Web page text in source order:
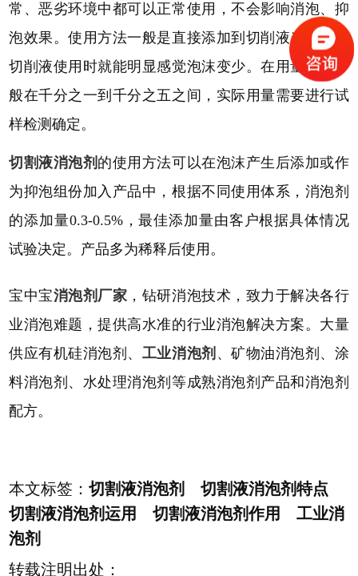
常、恶劣环境中都可以正常使用，不会影响消泡、抑
泡效果。使用方法一般是直接添加到切削液当中，在
切削液使用时就能明显感觉泡沫变少。在用量方面一
般在千分之一到千分之五之间，实际用量需要进行试
样检测确定。
切割液消泡剂 的使用方法可以在泡沫产生后添加或作
为抑泡组份加入产品中，根据不同使用体系，消泡剂
的添加量0.3-0.5%，最佳添加量由客户根据具体情况
试验决定。产品多为稀释后使用。
宝中宝消泡剂厂家 ，钻研消泡技术，致力于解决各行
业消泡难题，提供高水准的行业消泡解决方案。大量
供应有机硅消泡剂、 工业消泡剂 、矿物油消泡剂、涂
料消泡剂、水处理消泡剂等成熟消泡剂产品和消泡剂
配方。
本文标签：切割液消泡剂 切割液消泡剂特点
切割液消泡剂运用 切割液消泡剂作用 工业消
泡剂
转载注明出处：